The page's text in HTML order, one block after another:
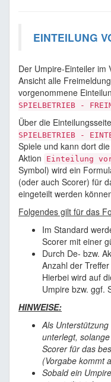
EINTEILUNG
Der Umpire-Einteiler im
Ansicht alle
vorgenommene
SPIELBETRIEB -
Über die
SPIELBETRIEB -
Spiele und kann dort
Aktion
Einteilung
Symbol) wird ein
(oder auch Scorer) für
eingeteilt werden
Folgendes gilt für das
Im Standard
Scorer mit einer
Durch De- bzw.
Anzahl der
Hierbei wird auf
Umpire bzw. ggf.
HINWEISE:
Als
unterlegt,
Scorer für das
(Vorgabe kommt
Sobald ein